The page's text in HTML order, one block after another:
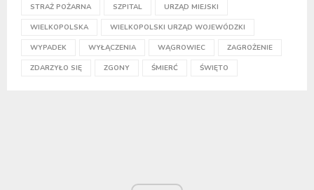
STRAŻ POŻARNA SZPITAL URZĄD MIEJSKI
WIELKOPOLSKA WIELKOPOLSKI URZĄD WOJEWÓDZKI
WYPADEK WYŁĄCZENIA WĄGROWIEC ZAGROŻENIE
ZDARZYŁO SIĘ ZGONY ŚMIERĆ ŚWIĘTO